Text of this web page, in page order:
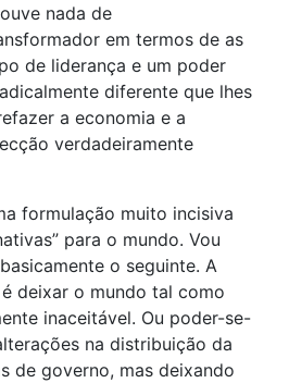
nada de
em termos de as
de liderança e um poder
diferente que lhes
a economia e a
verdadeiramente
formulação muito incisiva
para o mundo. Vou
o seguinte. A
deixar o mundo tal como
inaceitável. Ou poder-se-
na distribuição da
de governo, mas deixando